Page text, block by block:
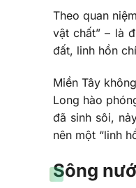
Theo quan
vật chất” – là
đất, linh hồn
Miền Tây
Long hào
đã sinh sôi,
nên một “linh
Sông